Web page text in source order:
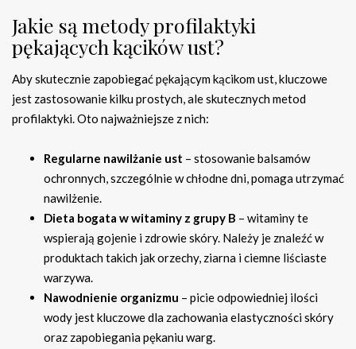
Jakie są metody profilaktyki
pękających kącików ust?
Aby skutecznie zapobiegać pękającym kącikom ust, kluczowe
jest zastosowanie kilku prostych, ale skutecznych metod
profilaktyki. Oto najważniejsze z nich:
Regularne nawilżanie ust – stosowanie balsamów
ochronnych, szczególnie w chłodne dni, pomaga utrzymać
nawilżenie.
Dieta bogata w witaminy z grupy B – witaminy te
wspierają gojenie i zdrowie skóry. Należy je znaleźć w
produktach takich jak orzechy, ziarna i ciemne liściaste
warzywa.
Nawodnienie organizmu – picie odpowiedniej ilości
wody jest kluczowe dla zachowania elastyczności skóry
oraz zapobiegania pękaniu warg.